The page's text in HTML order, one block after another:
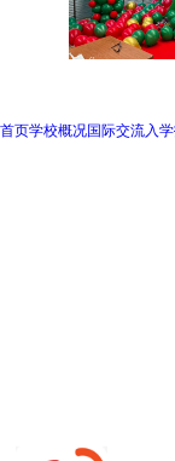
首页学校概况国际交流入